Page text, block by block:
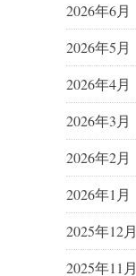
2026年6月
2026年5月
2026年4月
2026年3月
2026年2月
2026年1月
2025年12月
2025年11月